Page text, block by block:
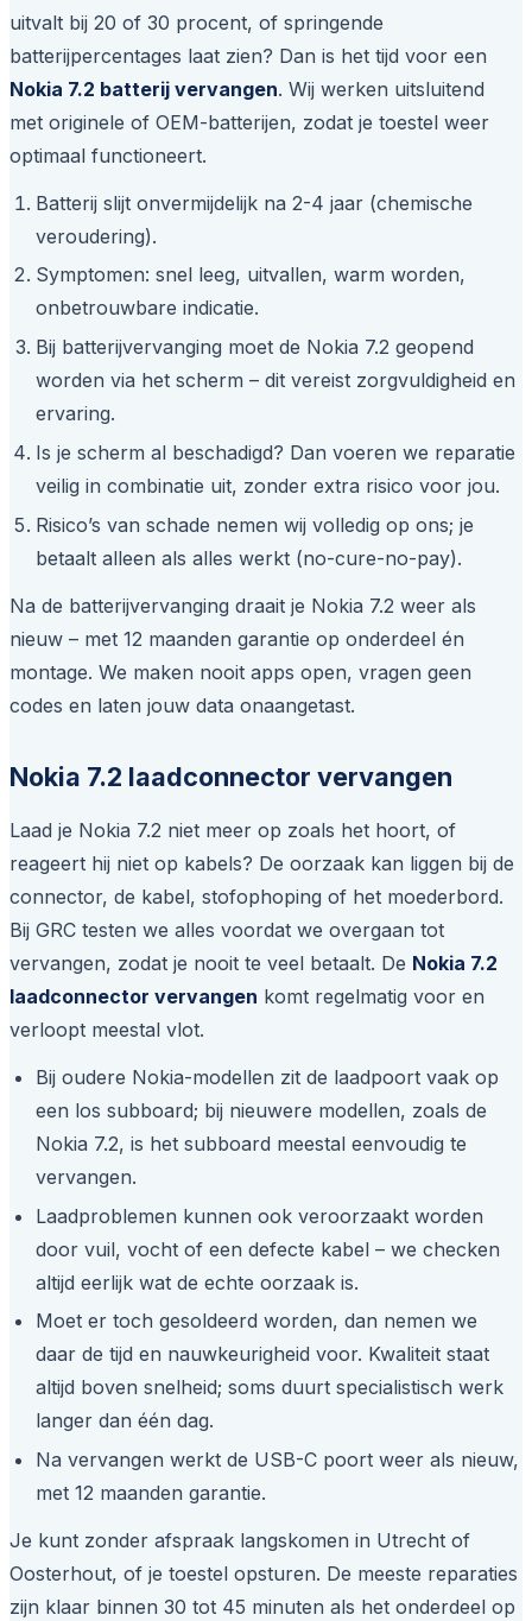
uitvalt bij 20 of 30 procent, of springende
batterijpercentages laat zien? Dan is het tijd voor een
Nokia 7.2 batterij vervangen. Wij werken uitsluitend
met originele of OEM-batterijen, zodat je toestel weer
optimaal functioneert.
Batterij slijt onvermijdelijk na 2-4 jaar (chemische
veroudering).
Symptomen: snel leeg, uitvallen, warm worden,
onbetrouwbare indicatie.
Bij batterijvervanging moet de Nokia 7.2 geopend
worden via het scherm – dit vereist zorgvuldigheid en
ervaring.
Is je scherm al beschadigd? Dan voeren we reparatie
veilig in combinatie uit, zonder extra risico voor jou.
Risico’s van schade nemen wij volledig op ons; je
betaalt alleen als alles werkt (no-cure-no-pay).
Na de batterijvervanging draait je Nokia 7.2 weer als
nieuw – met 12 maanden garantie op onderdeel én
montage. We maken nooit apps open, vragen geen
codes en laten jouw data onaangetast.
Nokia 7.2 laadconnector vervangen
Laad je Nokia 7.2 niet meer op zoals het hoort, of
reageert hij niet op kabels? De oorzaak kan liggen bij de
connector, de kabel, stofophoping of het moederbord.
Bij GRC testen we alles voordat we overgaan tot
vervangen, zodat je nooit te veel betaalt. De Nokia 7.2
laadconnector vervangen komt regelmatig voor en
verloopt meestal vlot.
Bij oudere Nokia-modellen zit de laadpoort vaak op
een los subboard; bij nieuwere modellen, zoals de
Nokia 7.2, is het subboard meestal eenvoudig te
vervangen.
Laadproblemen kunnen ook veroorzaakt worden
door vuil, vocht of een defecte kabel – we checken
altijd eerlijk wat de echte oorzaak is.
Moet er toch gesoldeerd worden, dan nemen we
daar de tijd en nauwkeurigheid voor. Kwaliteit staat
altijd boven snelheid; soms duurt specialistisch werk
langer dan één dag.
Na vervangen werkt de USB-C poort weer als nieuw,
met 12 maanden garantie.
Je kunt zonder afspraak langskomen in Utrecht of
Oosterhout, of je toestel opsturen. De meeste reparaties
zijn klaar binnen 30 tot 45 minuten als het onderdeel op